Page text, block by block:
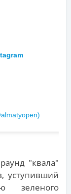
"квала"
уступивший
зеленого